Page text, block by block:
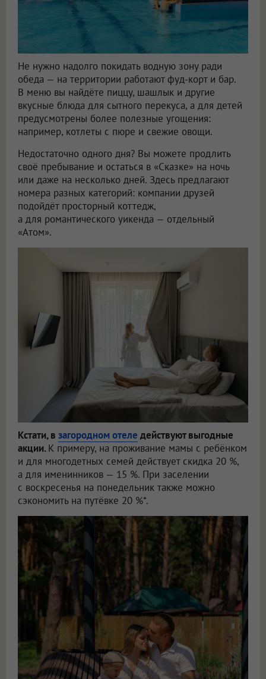
Не нужно надолго покидать водную зону ради
обеда — на территории работают фуд-корт и бар.
В меню вы найдёте пиццу, шашлык и другие
вкусные блюда для сытного перекуса, а для детей
предусмотрены более полезные угощения:
например, котлеты с пюре и свежие овощи.
Недостаточно одного дня? Вы можете продлить
своё пребывание и остаться в «Сказке» на ночь
или даже на несколько дней. Здесь предлагают
номера разных категорий: компании друзей
подойдёт просторный коттедж,
а для романтического уикенда — отдельный
«Атом».
Кстати, в загородном отеле действуют выгодные
акции. К примеру, на проживание мамы с ребёнком
и для многодетных семей действует скидка 20 %,
а для именинников — 15 %. При заселении
с воскресенья на понедельник также можно
сэкономить на путёвке 20 %*.